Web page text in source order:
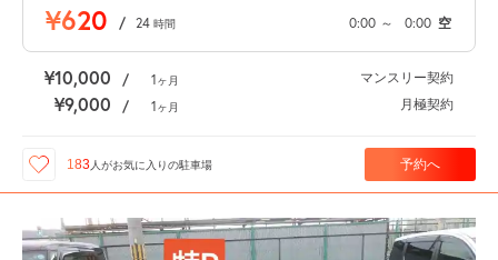
¥620 / 24 時間 0:00 ～ 0:00 空
¥10,000 / 1ヶ月 マンスリー契約
¥9,000 / 1ヶ月 月極契約
183人がお気に入りの駐車場 予約へ